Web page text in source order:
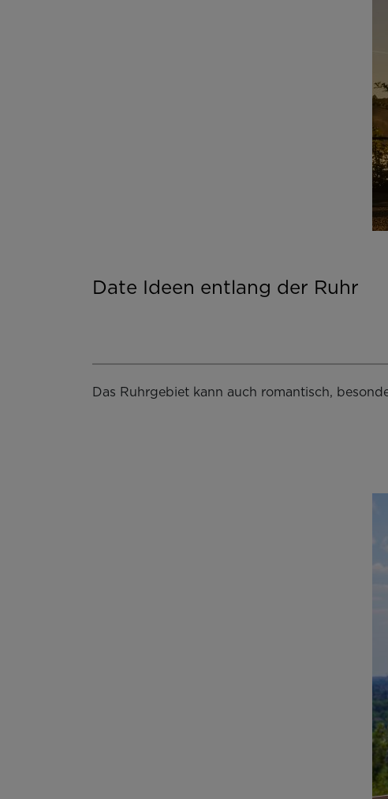
Date Ideen entlang der Ruhr
Das Ruhrgebiet kann auch romantisch,